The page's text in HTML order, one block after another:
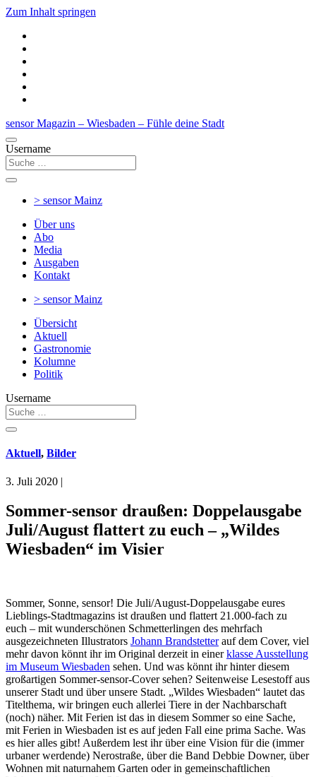
Zum Inhalt springen
sensor Magazin – Wiesbaden – Fühle deine Stadt
Username
> sensorMainz
Über uns
Abo
Media
Ausgaben
Kontakt
> sensorMainz
Übersicht
Aktuell
Gastronomie
Kolumne
Politik
Username
Aktuell, Bilder
3. Juli 2020 |
Sommer-sensor draußen: Doppelausgabe
Juli/August flattert zu euch – „Wildes
Wiesbaden“ im Visier
Sommer, Sonne, sensor! Die Juli/August-Doppelausgabe eures
Lieblings-Stadtmagazins ist draußen und flattert 21.000-fach zu
euch – mit wunderschönen Schmetterlingen des mehrfach
ausgezeichneten Illustrators Johann Brandstetterauf dem Cover, viel
mehr davon könnt ihr im Original derzeit in einerklasse Ausstellung
im Museum Wiesbaden sehen. Und was könnt ihr hinter diesem
großartigen Sommer-sensor-Cover sehen? Seitenweise Lesestoff aus
unserer Stadt und über unsere Stadt. „Wildes Wiesbaden“ lautet das
Titelthema, wir bringen euch allerlei Tiere in der Nachbarschaft
(noch) näher. Mit Ferien ist das in diesem Sommer so eine Sache,
mit Ferien in Wiesbaden ist es auf jeden Fall eine prima Sache. Was
es hier alles gibt! Außerdem lest ihr über eine Vision für die (immer
urbaner werdende) Nerostraße, über die Band Debbie Downer, über
Wohnen mit naturnahem Garten oder in gemeinschaftlichen